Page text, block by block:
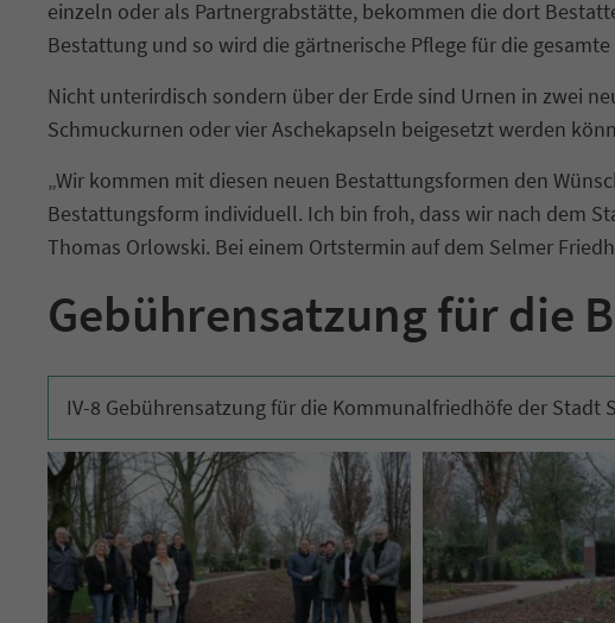
einzeln oder als Partnergrabstätte, bekommen die dort
Bestattung und so wird die gärtnerische Pflege für die
Nicht unterirdisch sondern über der Erde sind Urnen in zwei
Schmuckurnen oder vier Aschekapseln beigesetzt werden
„Wir kommen mit diesen neuen Bestattungsformen den
Bestattungsform individuell. Ich bin froh, dass wir nach dem
Thomas Orlowski. Bei einem Ortstermin auf dem Selmer
Gebührensatzung für die
IV-8 Gebührensatzung für die Kommunalfriedhöfe der Stadt